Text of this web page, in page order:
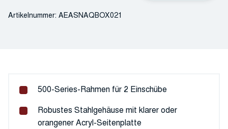
Menge
Artikelnummer: AEASNAQBOX021
500-Series-Rahmen für 2 Einschübe
Robustes Stahlgehäuse mit klarer oder
orangener Acryl-Seitenplatte